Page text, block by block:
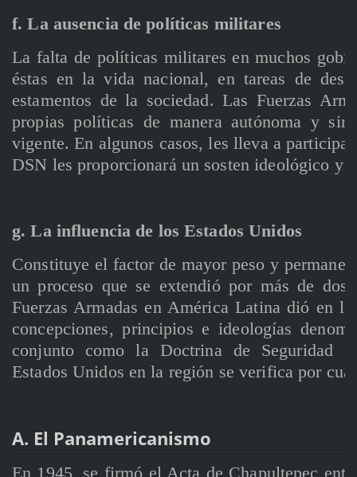
f. La ausencia de políticas militares
La falta de políticas militares en muchos
éstas en la vida nacional, en tareas de
estamentos de la sociedad. Las Fuerzas
propias políticas de manera autónoma y
vigente. En algunos casos, les lleva a
DSN les proporcionará un sosten ideológico y
g. La influencia de los Estados Unidos
Constituye el factor de mayor peso y
un proceso que se extendió por más de dos
Fuerzas Armadas en América Latina dió en
concepciones, principios e ideologías
conjunto como la Doctrina de Seguridad
Estados Unidos en la región se verifica por
A. El Panamericanismo
En 1945, se firmó el Acta de Chapultepec